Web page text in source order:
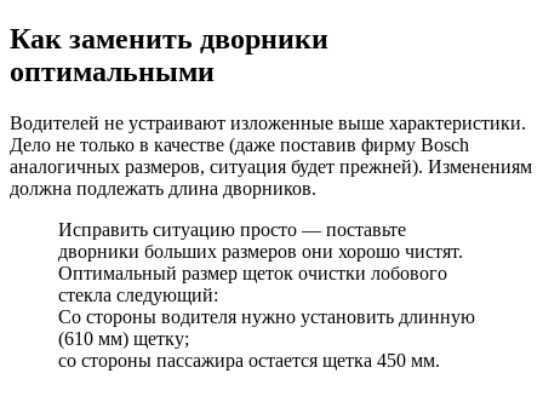
Как заменить дворники
оптимальными
Водителей не устраивают изложенные выше характеристики.
Дело не только в качестве (даже поставив фирму Bosch
аналогичных размеров, ситуация будет прежней). Изменениям
должна подлежать длина дворников.
Исправить ситуацию просто — поставьте
дворники больших размеров они хорошо чистят.
Оптимальный размер щеток очистки лобового
стекла следующий:
Со стороны водителя нужно установить длинную
(610 мм) щетку;
со стороны пассажира остается щетка 450 мм.